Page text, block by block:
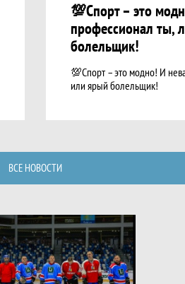
💯Спорт – это
профессионал ты,
болельщик!
💯Спорт – это модно! И
или ярый болельщик!
ВСЕ НОВОСТИ